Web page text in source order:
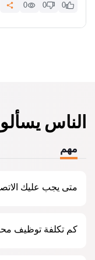
0
0
0
الناس
مهم
متى يجب عليك
عندما يجب عليك
عندما يواجهون
للمحامي في
كم تكلفة توظيف